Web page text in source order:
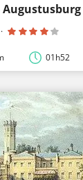
·
01h52